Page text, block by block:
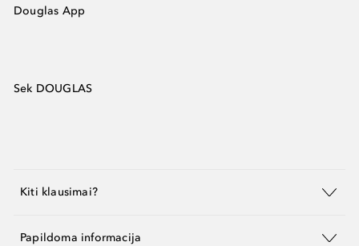
Douglas App
Sek DOUGLAS
Kiti klausimai?
Papildoma informacija